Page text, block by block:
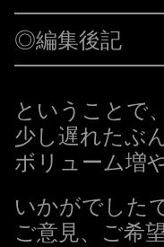
◎編集後記
ということで
少し遅れたぶ
ボリューム増
いかがでした
ご意見、ご希